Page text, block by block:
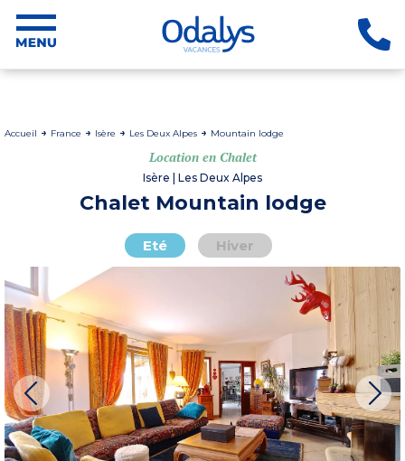
Accueil France Isère Les Deux Alpes Mountain lodge
Location en Chalet
Isère | Les Deux Alpes
Chalet Mountain lodge
Eté Hiver